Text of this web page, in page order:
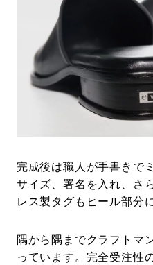
完成後は職人が手書きで
サイズ、署名を入れ、さ
レス製タグもヒール部分
隅から隅までクラフトマ
っています。完全受注性